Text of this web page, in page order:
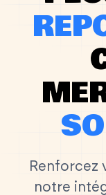
Renforcez
notre